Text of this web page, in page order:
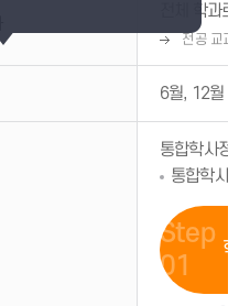
전체 학과로
전공 교과
6월, 12월 중
통합학사정
통합학사정
학